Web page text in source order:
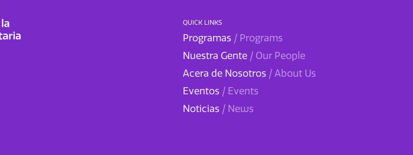
QUICK LINKS
Programas / Programs
Nuestra Gente / Our People
Acera de Nosotros / About Us
Eventos / Events
Noticias / News